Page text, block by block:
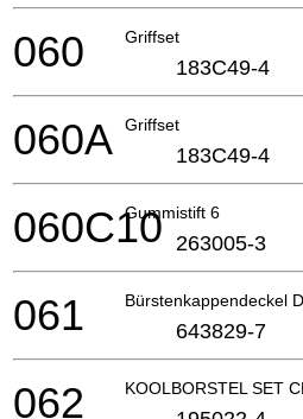
Griffset
060 183C49-4
Griffset
060A 183C49-4
Gummistift 6
060C10 263005-3
Bürstenkappendeckel
061 643829-7
KOOLBORSTEL SET
062